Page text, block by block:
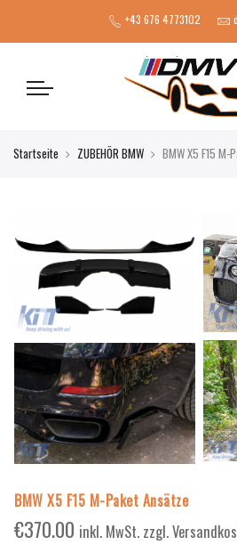
+43 676 4773102
Startseite ZUBEHÖR BMW BMW X5 F15 M-
BMW X5 F15 M-Paket Ansätze
€370.00 inkl. MwSt. zzgl.